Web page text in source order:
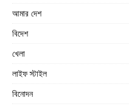
আমার দেশ
বিদেশ
খেলা
লাইফ স্টাইল
বিনোদন